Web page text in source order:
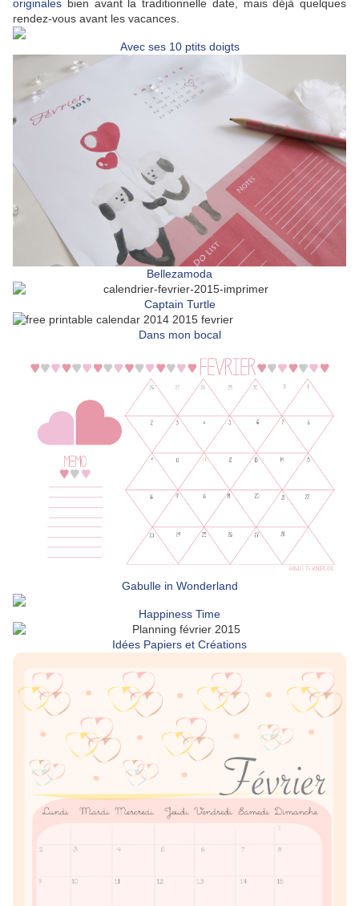
originales bien avant la traditionnelle date, mais déjà quelques
rendez-vous avant les vacances.
Avec ses 10 ptits doigts
Bellezamoda
Captain Turtle
Dans mon bocal
Gabulle in Wonderland
Happiness Time
Idées Papiers et Créations